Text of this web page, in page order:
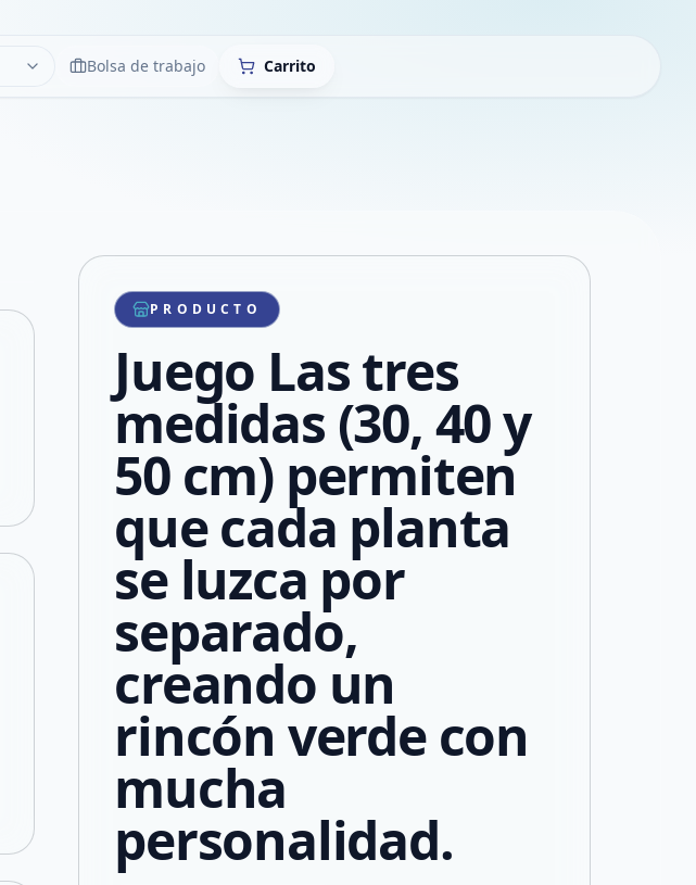
LimpiarBolsa de trabajo Carrito
Compartir producto
Compartir por WhatsApp
Compartir por mail
Compartir en Facebook
Compartir en X
PRODUCTO
Juego Las tres
medidas (30, 40 y
50 cm) permiten
que cada planta
se luzca por
separado,
creando un
rincón verde con
mucha
personalidad.